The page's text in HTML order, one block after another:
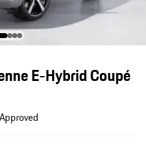
E-Hybrid Coupé